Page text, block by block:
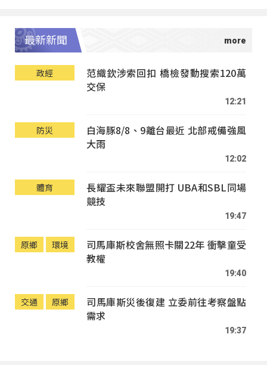
最新新聞
政經
范織欽涉索回扣 橋檢發動搜索120萬
交保
12:21
防災
白海豚8/8、9離台最近 北部戒備強風
大雨
12:02
體育
長耀盃未來聯盟開打 UBA和SBL同場
競技
19:47
原鄉 環境
司馬庫斯校舍無照卡關22年 衝擊童受
教權
19:40
交通 原鄉
司馬庫斯災後復建 立委前往考察盤點
需求
19:37